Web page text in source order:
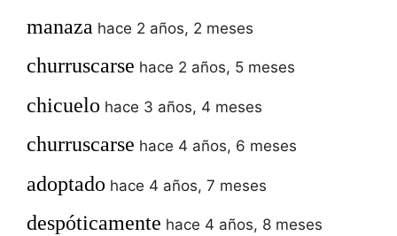
manaza hace 2 años, 2 meses
churruscarse hace 2 años, 5 meses
chicuelo hace 3 años, 4 meses
churruscarse hace 4 años, 6 meses
adoptado hace 4 años, 7 meses
despóticamente hace 4 años, 8 meses